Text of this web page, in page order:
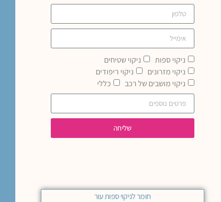
ניקוי ספות
ניקוי שטיחים
ניקוי מזרונים
ניקוי ריפודים
ניקוי מושבים של רכב
כללי
שליחה
חומר לניקוי ספות עור